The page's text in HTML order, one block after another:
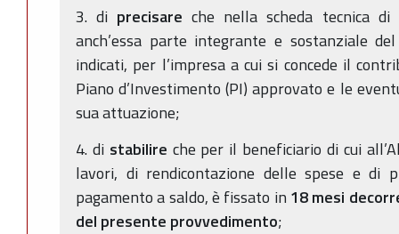
3. di precisare che nella scheda tecnica di
anch’essa parte integrante e sostanziale
indicati, per l’impresa a cui si concede il
Piano d’Investimento (PI) approvato e le
sua attuazione;
4. di stabilire che per il beneficiario di cui
lavori, di rendicontazione delle spese e di
pagamento a saldo, è fissato in 18 mesi
del presente provvedimento;